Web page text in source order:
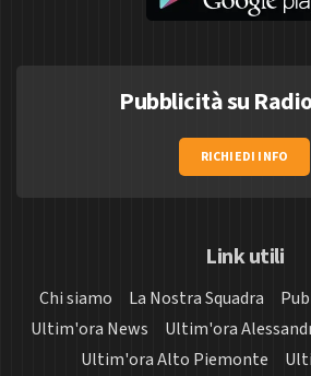
Pubblicità su
RICHIEDI INFO
Link utili
Chi siamo La Nostra Squadra
Ultim'ora News
Ultim'ora
Ultim'ora Alto Piemonte